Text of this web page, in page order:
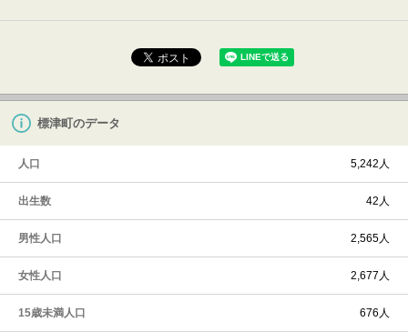
標津町のデータ
人口 5,242人
出生数 42人
男性人口 2,565人
女性人口 2,677人
15歳未満人口 676人